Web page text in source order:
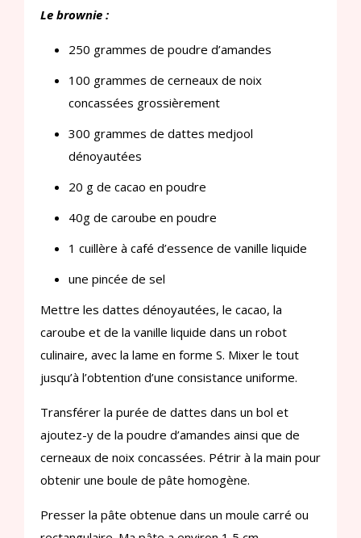
Le brownie :
250 grammes de poudre d’amandes
100 grammes de cerneaux de noix
concassées grossièrement
300 grammes de dattes medjool
dénoyautées
20 g de cacao en poudre
40g de caroube en poudre
1 cuillère à café d’essence de vanille liquide
une pincée de sel
Mettre les dattes dénoyautées, le cacao, la
caroube et de la vanille liquide dans un robot
culinaire, avec la lame en forme S. Mixer le tout
jusqu’à l’obtention d’une consistance uniforme.
Transférer la purée de dattes dans un bol et
ajoutez-y de la poudre d’amandes ainsi que de
cerneaux de noix concassées. Pétrir à la main pour
obtenir une boule de pâte homogène.
Presser la pâte obtenue dans un moule carré ou